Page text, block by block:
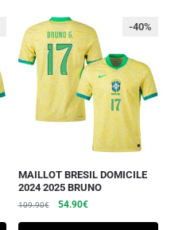
-40%
MAILLOT BRESIL DOMICILE
2024 2025 BRUNO
109.90€ 54.90€